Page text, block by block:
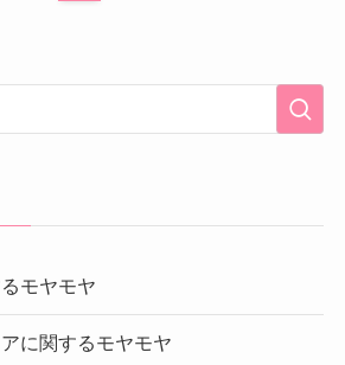
モヤモヤ
に関するモヤモヤ